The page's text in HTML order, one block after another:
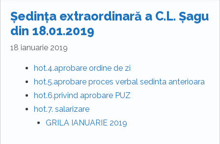
Ședința extraordinară a C.L. Șagu
din 18.01.2019
18 ianuarie 2019
hot.4.aprobare ordine de zi
hot.5.aprobare proces verbal sedinta anterioara
hot.6.privind aprobare PUZ
hot.7. salarizare
GRILA IANUARIE 2019